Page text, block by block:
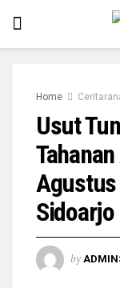
Home
Usut
Agustus
Sidoarjo
by